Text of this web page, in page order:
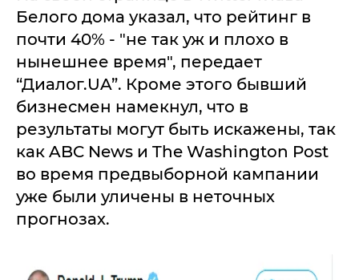
Белого дома указал, что рейтинг в
почти 40% - "не так уж и плохо в
нынешнее время", передает
“Диалог.UA”. Кроме этого бывший
бизнесмен намекнул, что в
результаты могут быть искажены, так
как ABC News и The Washington Post
во время предвыборной кампании
уже были уличены в неточных
прогнозах.